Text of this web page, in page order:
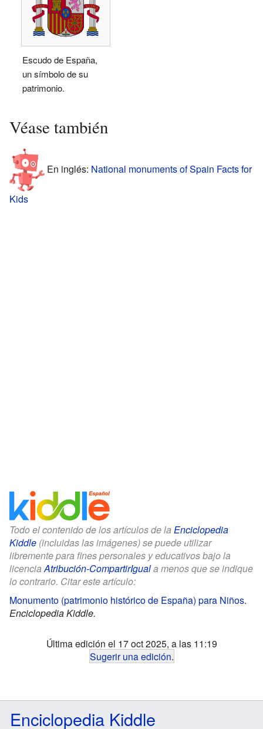
Escudo de España,
un símbolo de su
patrimonio.
Véase también
En inglés: National monuments of Spain Facts for
Kids
Todo el contenido de los artículos de la Enciclopedia
Kiddle (incluidas las imágenes) se puede utilizar
libremente para fines personales y educativos bajo la
licenciaAtribución-CompartirIguala menos que se indique
lo contrario. Citar este artículo:
Monumento (patrimonio histórico de España) para Niños.
Enciclopedia Kiddle.
Última edición el 17 oct 2025, a las 11:19
Sugerir una edición.
Enciclopedia Kiddle